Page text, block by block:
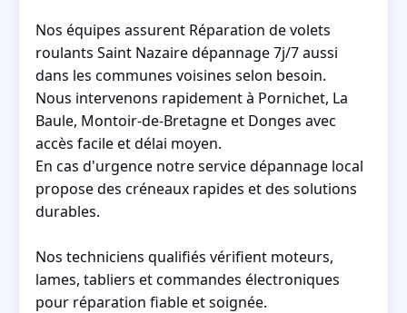
Nos équipes assurent Réparation de volets
roulants Saint Nazaire dépannage 7j/7 aussi
dans les communes voisines selon besoin.
Nous intervenons rapidement à Pornichet, La
Baule, Montoir-de-Bretagne et Donges avec
accès facile et délai moyen.
En cas d'urgence notre service dépannage local
propose des créneaux rapides et des solutions
durables.
Nos techniciens qualifiés vérifient moteurs,
lames, tabliers et commandes électroniques
pour réparation fiable et soignée.